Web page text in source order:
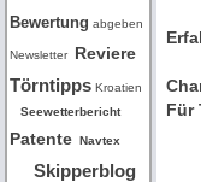
Bewertung abgeben
Newsletter Reviere
Törntipps Kroatien
Seewetterbericht
Patente Navtex
Skipperblog
Für